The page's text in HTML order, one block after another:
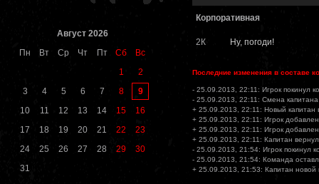
Август 2026
Пн
Вт Ср Чт Пт Сб
Вс
1
2
3
4 5 6 7 8
9
10
11 12 13 14 15
16
17
18 19 20 21 22
23
24
25 26 27 28 29
30
31
Корпоративная
2К Ну, погоди!
Последние изменения в составе
- 25.09.2013, 22:11: Игрок покинул
- 25.09.2013, 22:11: Смена
+ 25.09.2013, 22:11: Новый капитан
+ 25.09.2013, 22:11: Игрок
+ 25.09.2013, 22:11: Игрок
+ 25.09.2013, 22:11: Капитан
- 25.09.2013, 21:54: Игрок покинул
- 25.09.2013, 21:54: Команда
+ 25.09.2013, 21:53: Капитан